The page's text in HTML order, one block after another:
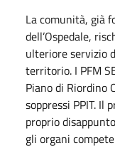
La comunità, già
dell’Ospedale,
ulteriore servizio
territorio. I PFM
Piano di Riordino
soppressi PPIT. Il
proprio
gli organi